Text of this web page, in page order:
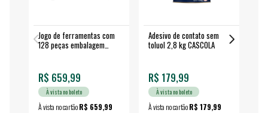
Jogo de ferramentas com
128 peças embalagem
R$ 659,99
À vista no boleto
À vista no cartãoR$ 659,99
Adesivo de contato sem
toluol 2,8 kg CASCOLA
R$ 179,99
À vista no boleto
À vista no cartãoR$ 179,99